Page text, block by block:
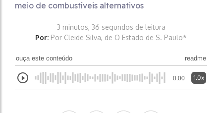
meio de combustíveis alternativos
3 minutos, 36 segundos de leitura
Por: Por Cleide Silva, de O Estado de S. Paulo*
ouça este conteúdo readme
0:00 1.0x